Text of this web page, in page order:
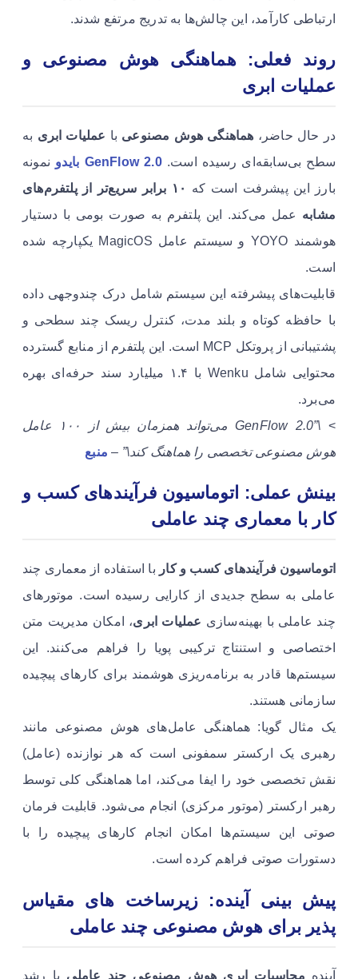
ارتباطی کارآمد، این چالش‌ها به تدریج مرتفع شدند.
روند فعلی: هماهنگی هوش مصنوعی و
عملیات ابری
در حال حاضر، هماهنگی هوش مصنوعی با عملیات ابری به
سطح بی‌سابقه‌ای رسیده است.GenFlow 2.0 بایدو
نمونه
بارز این پیشرفت است که
۱۰ برابر سریع‌تر از پلتفرم‌های
مشابه عمل می‌کند. این پلتفرم به صورت بومی با دستیار
هوشمند YOYO و سیستم عامل MagicOS یکپارچه شده
است.
قابلیت‌های پیشرفته این سیستم شامل درک چندوجهی داده
با حافظه کوتاه و بلند مدت، کنترل ریسک چند سطحی و
پشتیبانی از پروتکل MCP است. این پلتفرم از منابع گسترده
محتوایی شامل Wenku با ۱.۴ میلیارد سند حرفه‌ای بهره
می‌برد.
>
\”GenFlow 2.0 می‌تواند همزمان بیش از ۱۰۰ عامل
هوش مصنوعی تخصصی را هماهنگ کند\” – منبع
بینش عملی: اتوماسیون فرآیندهای کسب و
کار با معماری چند عاملی
اتوماسیون فرآیندهای کسب و کار با استفاده از معماری چند
عاملی به سطح جدیدی از کارایی رسیده است. موتورهای
چند عاملی با بهینه‌سازی عملیات ابری، امکان مدیریت متن
اختصاصی و استنتاج ترکیبی پویا را فراهم می‌کنند. این
سیستم‌ها قادر به برنامه‌ریزی هوشمند برای کارهای پیچیده
سازمانی هستند.
یک مثال گویا: هماهنگی عامل‌های هوش مصنوعی مانند
رهبری یک ارکستر سمفونی است که هر نوازنده (عامل)
نقش تخصصی خود را ایفا می‌کند، اما هماهنگی کلی توسط
رهبر ارکستر (موتور مرکزی) انجام می‌شود. قابلیت فرمان
صوتی این سیستم‌ها امکان انجام کارهای پیچیده را با
دستورات صوتی فراهم کرده است.
پیش بینی آینده: زیرساخت های مقیاس
پذیر برای هوش مصنوعی چند عاملی
آینده محاسبات ابری هوش مصنوعی چند عاملی با رشد